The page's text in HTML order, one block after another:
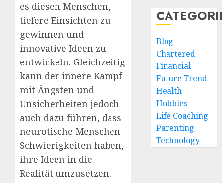
es diesen Menschen,
tiefere Einsichten zu
gewinnen und
innovative Ideen zu
entwickeln. Gleichzeitig
kann der innere Kampf
mit Ängsten und
Unsicherheiten jedoch
auch dazu führen, dass
neurotische Menschen
Schwierigkeiten haben,
ihre Ideen in die
Realität umzusetzen.
Blog
Chartered
Financial
Future Trend
Health
Hobbies
Life Coaching
Parenting
Technology